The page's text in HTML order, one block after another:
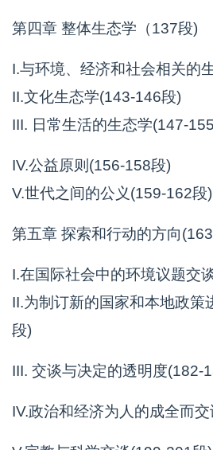
第四章 整体生态学（137段)
I.与环境、经济和社会相关的
II.文化生态学(143-146段)
III. 日常生活的生态学(147-
IV.公益原则(156-158段)
V.世代之间的公义(159-162段)
第五章 探索和行动的方向
I.在国际社会中的环境议题交
II.为制订新的国家和本地政策
段)
III. 交谈与决定的透明度(182-
IV.政治和经济为人的成全而